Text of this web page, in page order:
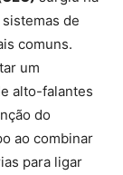
de
comuns.
um
alto-falantes
do
ao combinar
para ligar